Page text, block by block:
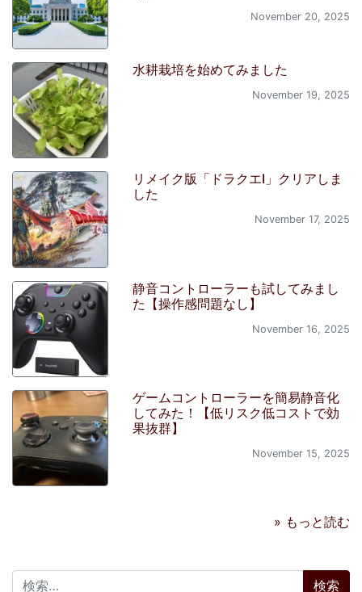
November 20, 2025
水耕栽培を始めてみました
November 19, 2025
リメイク版「ドラクエI」クリアしま
した
November 17, 2025
静音コントローラーも試してみまし
た【操作感問題なし】
November 16, 2025
ゲームコントローラーを簡易静音化
してみた！【低リスク低コストで効
果抜群】
November 15, 2025
» もっと読む
検索: